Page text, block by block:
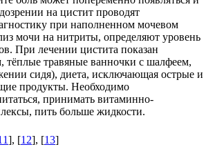
на цистит проводят
при наполненном мочевом
мочи на нитриты, определяют уровень
При лечении цистита показан
тёплые травяные ванночки с шалфеем,
сидя), диета, исключающая острые и
продукты. Необходимо
принимать витаминно-
пить больше жидкости.
], [12], [13]